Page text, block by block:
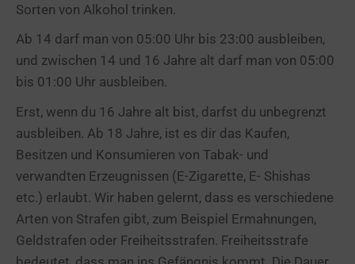
Sorten von Alkohol trinken.
Ab 14 darf man von 05:00 Uhr bis 23:00 ausbleiben,
und zwischen 14 und 16 Jahre alt darf man von 05:00
bis 01:00 Uhr ausbleiben.
Erst, wenn du 16 Jahre alt bist, darfst du unbegrenzt
ausbleiben. Ab 18 Jahre, ist es dir das Kaufen,
Besitzen und Konsumieren von Tabak- und
verwandten Erzeugnissen (E-Zigarette, E- Shishas
etc.) erlaubt. Wir haben gelernt, dass es verschiedene
Arten von Strafen gibt, zum Beispiel Ermahnungen,
Geldstrafen oder Freiheitsstrafen. Freiheitsstrafe